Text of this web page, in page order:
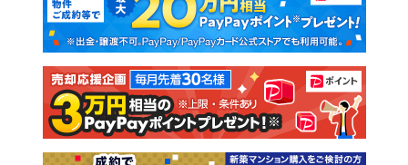
新築一戸建て 中古一戸建て
注文住宅 土地
売却査定